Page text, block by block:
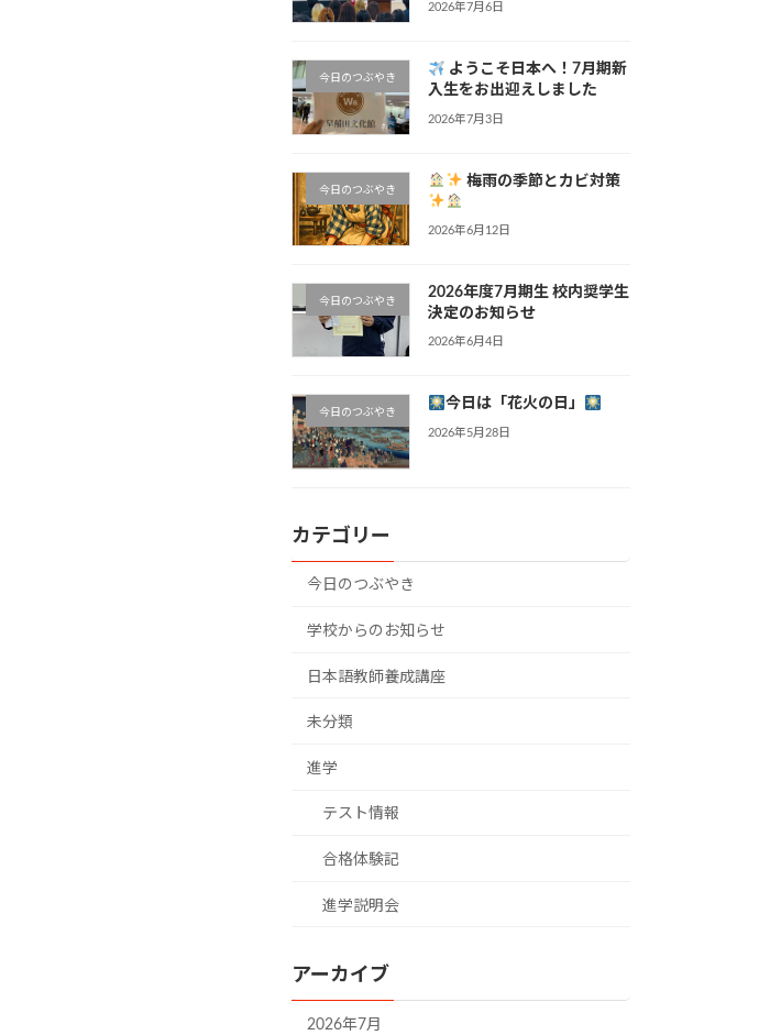
2026年7月6日
今日のつぶやき
ようこそ日本へ！7月期新
入生をお出迎えしました
2026年7月3日
今日のつぶやき
梅雨の季節とカビ対策
2026年6月12日
今日のつぶやき
2026年度7月期生 校内奨学生
決定のお知らせ
2026年6月4日
今日のつぶやき
今日は「花火の日」
2026年5月28日
カテゴリー
今日のつぶやき
学校からのお知らせ
日本語教師養成講座
未分類
進学
テスト情報
合格体験記
進学説明会
アーカイブ
2026年7月